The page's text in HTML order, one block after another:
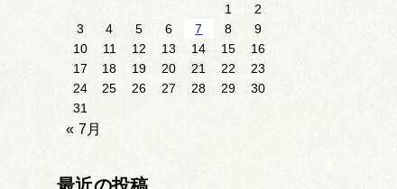
1
2
3
4 5 6 7 8
9
10
11 12 13 14 15
16
17
18 19 20 21 22
23
24
25 26 27 28 29
30
31
« 7月